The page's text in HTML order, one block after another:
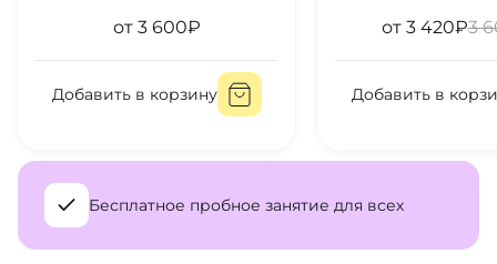
от 3 600₽
Добавить в корзину
от 3 420₽3
Добавить в
Бесплатное пробное занятие для всех